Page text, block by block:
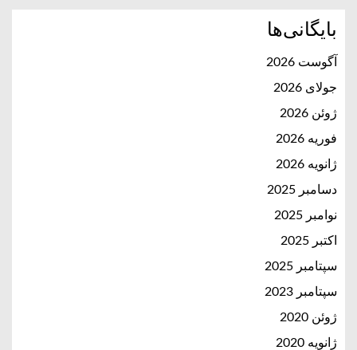
بایگانی‌ها
آگوست 2026
جولای 2026
ژوئن 2026
فوریه 2026
ژانویه 2026
دسامبر 2025
نوامبر 2025
اکتبر 2025
سپتامبر 2025
سپتامبر 2023
ژوئن 2020
ژانویه 2020